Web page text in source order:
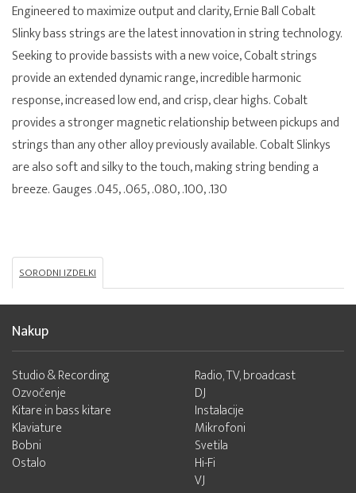
Engineered to maximize output and clarity, Ernie Ball Cobalt
Slinky bass strings are the latest innovation in string technology.
Seeking to provide bassists with a new voice, Cobalt strings
provide an extended dynamic range, incredible harmonic
response, increased low end, and crisp, clear highs. Cobalt
provides a stronger magnetic relationship between pickups and
strings than any other alloy previously available. Cobalt Slinkys
are also soft and silky to the touch, making string bending a
breeze. Gauges .045, .065, .080, .100, .130
SORODNI IZDELKI
Nakup
Studio & Recording
Ozvočenje
Kitare in bass kitare
Klaviature
Bobni
Ostalo
Radio, TV, broadcast
DJ
Instalacije
Mikrofoni
Svetila
Hi-Fi
VJ